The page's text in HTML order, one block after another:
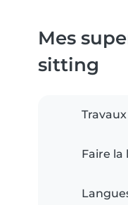
Mes
sitting
Faire la